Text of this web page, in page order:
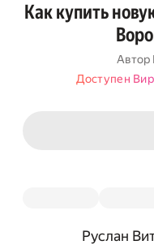
Как купить
Автор
Доступен
Руслан